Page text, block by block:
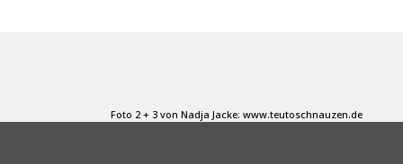
Foto 2 + 3 von Nadja Jacke: www.teutoschnauzen.de